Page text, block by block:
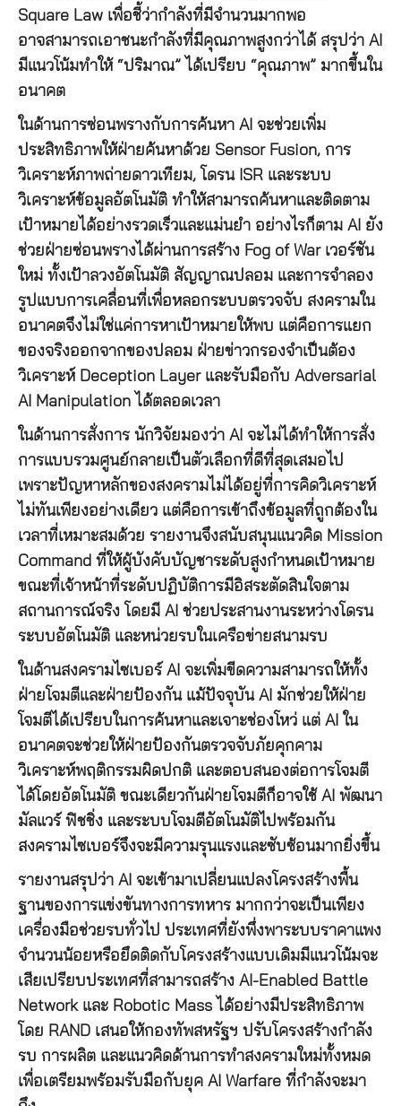
Square Law เพื่อชี้ว่ากำลังที่มีจำนวนมากพอ
อาจสามารถเอาชนะกำลังที่มีคุณภาพสูงกว่าได้ สรุปว่า AI
มีแนวโน้มทำให้ “ปริมาณ” ได้เปรียบ “คุณภาพ” มากขึ้นใน
อนาคต
ในด้านการซ่อนพรางกับการค้นหา AI จะช่วยเพิ่ม
ประสิทธิภาพให้ฝ่ายค้นหาด้วย Sensor Fusion, การ
วิเคราะห์ภาพถ่ายดาวเทียม, โดรน ISR และระบบ
วิเคราะห์ข้อมูลอัตโนมัติ ทำให้สามารถค้นหาและติดตาม
เป้าหมายได้อย่างรวดเร็วและแม่นยำ อย่างไรก็ตาม AI ยัง
ช่วยฝ่ายซ่อนพรางได้ผ่านการสร้าง Fog of War เวอร์ชัน
ใหม่ ทั้งเป้าลวงอัตโนมัติ สัญญาณปลอม และการจำลอง
รูปแบบการเคลื่อนที่เพื่อหลอกระบบตรวจจับ สงครามใน
อนาคตจึงไม่ใช่แค่การหาเป้าหมายให้พบ แต่คือการแยก
ของจริงออกจากของปลอม ฝ่ายข่าวกรองจำเป็นต้อง
วิเคราะห์ Deception Layer และรับมือกับ Adversarial
AI Manipulation ได้ตลอดเวลา
ในด้านการสั่งการ นักวิจัยมองว่า AI จะไม่ได้ทำให้การสั่ง
การแบบรวมศูนย์กลายเป็นตัวเลือกที่ดีที่สุดเสมอไป
เพราะปัญหาหลักของสงครามไม่ได้อยู่ที่การคิดวิเคราะห์
ไม่ทันเพียงอย่างเดียว แต่คือการเข้าถึงข้อมูลที่ถูกต้องใน
เวลาที่เหมาะสมด้วย รายงานจึงสนับสนุนแนวคิด Mission
Command ที่ให้ผู้บังคับบัญชาระดับสูงกำหนดเป้าหมาย
ขณะที่เจ้าหน้าที่ระดับปฏิบัติการมีอิสระตัดสินใจตาม
สถานการณ์จริง โดยมี AI ช่วยประสานงานระหว่างโดรน
ระบบอัตโนมัติ และหน่วยรบในเครือข่ายสนามรบ
ในด้านสงครามไซเบอร์ AI จะเพิ่มขีดความสามารถให้ทั้ง
ฝ่ายโจมตีและฝ่ายป้องกัน แม้ปัจจุบัน AI มักช่วยให้ฝ่าย
โจมตีได้เปรียบในการค้นหาและเจาะช่องโหว่ แต่ AI ใน
อนาคตจะช่วยให้ฝ่ายป้องกันตรวจจับภัยคุกคาม
วิเคราะห์พฤติกรรมผิดปกติ และตอบสนองต่อการโจมตี
ได้โดยอัตโนมัติ ขณะเดียวกันฝ่ายโจมตีก็อาจใช้ AI พัฒนา
มัลแวร์ ฟิชชิ่ง และระบบโจมตีอัตโนมัติไปพร้อมกัน
สงครามไซเบอร์จึงจะมีความรุนแรงและซับซ้อนมากยิ่งขึ้น
รายงานสรุปว่า AI จะเข้ามาเปลี่ยนแปลงโครงสร้างพื้น
ฐานของการแข่งขันทางการทหาร มากกว่าจะเป็นเพียง
เครื่องมือช่วยรบทั่วไป ประเทศที่ยังพึ่งพาระบบราคาแพง
จำนวนน้อยหรือยึดติดกับโครงสร้างแบบเดิมมีแนวโน้มจะ
เสียเปรียบประเทศที่สามารถสร้าง AI-Enabled Battle
Network และ Robotic Mass ได้อย่างมีประสิทธิภาพ
โดย RAND เสนอให้กองทัพสหรัฐฯ ปรับโครงสร้างกำลัง
รบ การผลิต และแนวคิดด้านการทำสงครามใหม่ทั้งหมด
เพื่อเตรียมพร้อมรับมือกับยุค AI Warfare ที่กำลังจะมา